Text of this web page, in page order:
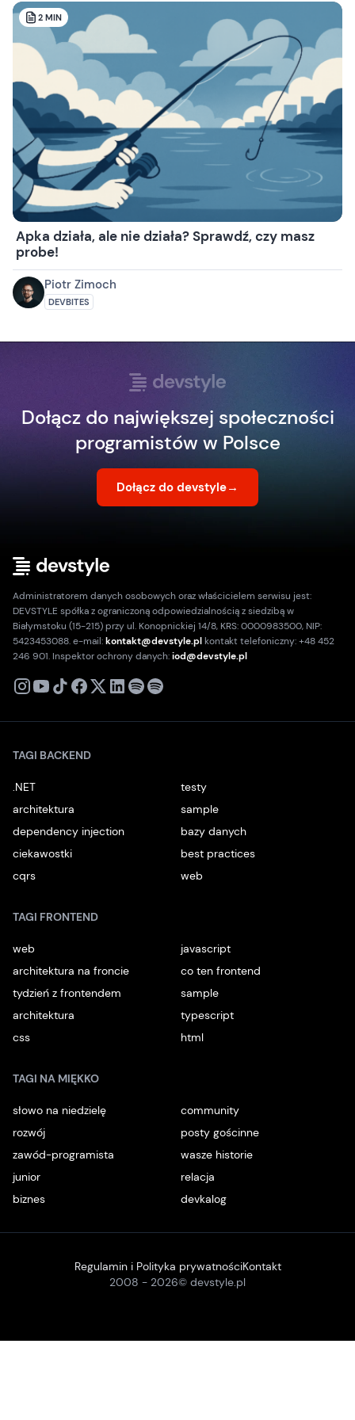
2 MIN
Apka działa, ale nie działa? Sprawdź, czy masz
probe!
Piotr Zimoch
DEVBITES
Dołącz do największej społeczności
programistów w Polsce
Dołącz do devstyle→
Administratorem danych osobowych oraz właścicielem serwisu jest:
DEVSTYLE spółka z ograniczoną odpowiedzialnością z siedzibą w
Białymstoku (15-215) przy ul. Konopnickiej 14/8, KRS: 0000983500, NIP:
5423453088. e-mail:kontakt@devstyle.plkontakt telefoniczny: +48 452
246 901. Inspektor ochrony danych:iod@devstyle.pl
X
TAGI BACKEND
.NET
testy
architektura
sample
dependency injection
bazy danych
ciekawostki
best practices
cqrs
web
TAGI FRONTEND
web
javascript
architektura na froncie
co ten frontend
tydzień z frontendem
sample
architektura
typescript
css
html
TAGI NA MIĘKKO
słowo na niedzielę
community
rozwój
posty gościnne
zawód-programista
wasze historie
junior
relacja
biznes
devkalog
2008 - 2026© devstyle.pl
Regulamin i Polityka prywatnościKontakt